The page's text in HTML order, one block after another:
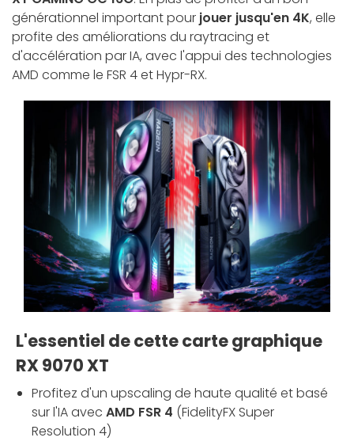
générationnel important pour jouer jusqu'en 4K, elle
profite des améliorations du raytracing et
d'accélération par IA, avec l'appui des technologies
AMD comme le FSR 4 et Hypr-RX.
L'essentiel de cette carte graphique
RX 9070 XT
Profitez d'un upscaling de haute qualité et basé
sur l'IA avec AMD FSR 4 (FidelityFX Super
Resolution 4)